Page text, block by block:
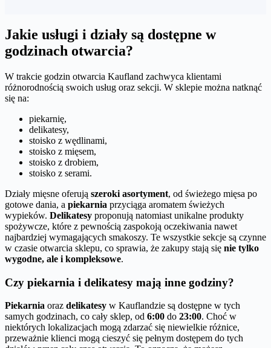
Jakie usługi i działy są dostępne w
godzinach otwarcia?
W trakcie godzin otwarcia Kaufland zachwyca klientami
różnorodnością swoich usług oraz sekcji. W sklepie można natknąć
się na:
piekarnię,
delikatesy,
stoisko z wędlinami,
stoisko z mięsem,
stoisko z drobiem,
stoisko z serami.
Działy mięsne oferują szeroki asortyment, od świeżego mięsa po
gotowe dania, a piekarnia przyciąga aromatem świeżych
wypieków. Delikatesy proponują natomiast unikalne produkty
spożywcze, które z pewnością zaspokoją oczekiwania nawet
najbardziej wymagających smakoszy. Te wszystkie sekcje są czynne
w czasie otwarcia sklepu, co sprawia, że zakupy stają się nie tylko
wygodne, ale i kompleksowe.
Czy piekarnia i delikatesy mają inne godziny?
Piekarnia oraz delikatesy w Kauflandzie są dostępne w tych
samych godzinach, co cały sklep, od 6:00 do 23:00. Choć w
niektórych lokalizacjach mogą zdarzać się niewielkie różnice,
przeważnie klienci mogą cieszyć się pełnym dostępem do tych